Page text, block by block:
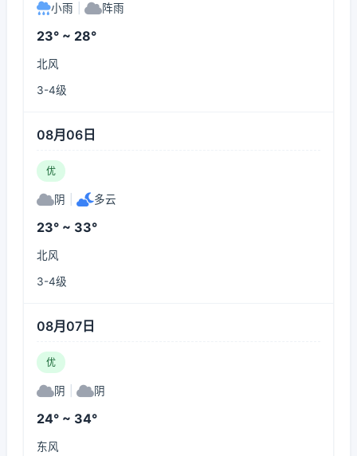
小雨 阵雨
23° ~ 28°
北风
3-4级
08月06日
优
阴 多云
23° ~ 33°
北风
3-4级
08月07日
优
阴 阴
24° ~ 34°
东风